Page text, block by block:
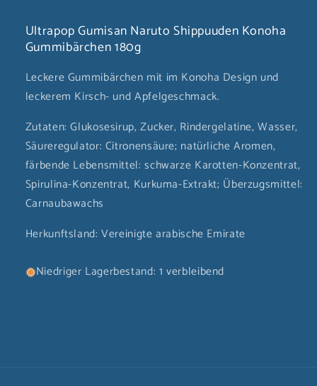
Ultrapop Gumisan Naruto Shippuuden Konoha
Gummibärchen 180g
Leckere Gummibärchen mit im Konoha Design und
leckerem Kirsch- und Apfelgeschmack.
Zutaten: Glukosesirup, Zucker, Rindergelatine, Wasser,
Säureregulator: Citronensäure; natürliche Aromen,
färbende Lebensmittel: schwarze Karotten-Konzentrat,
Spirulina-Konzentrat, Kurkuma-Extrakt; Überzugsmittel:
Carnaubawachs
Herkunftsland: Vereinigte arabische Emirate
Niedriger Lagerbestand: 1 verbleibend